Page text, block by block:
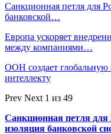
Санкционная петля для
банковской…
Европа ускоряет
между компаниями…
ООН создает
интеллекту
Prev Next 1 из 49
Санкционная петля для
изоляция банковской